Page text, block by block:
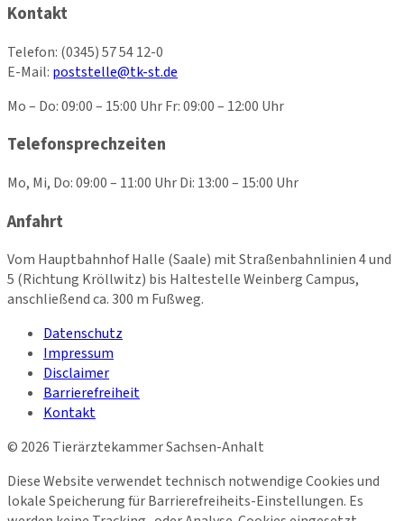
Kontakt
Telefon: (0345) 57 54 12-0
E-Mail: poststelle@tk-st.de
Mo – Do: 09:00 – 15:00 Uhr Fr: 09:00 – 12:00 Uhr
Telefonsprechzeiten
Mo, Mi, Do: 09:00 – 11:00 Uhr Di: 13:00 – 15:00 Uhr
Anfahrt
Vom Hauptbahnhof Halle (Saale) mit Straßenbahnlinien 4 und
5 (Richtung Kröllwitz) bis Haltestelle Weinberg Campus,
anschließend ca. 300 m Fußweg.
Datenschutz
Impressum
Disclaimer
Barrierefreiheit
Kontakt
© 2026 Tierärztekammer Sachsen-Anhalt
Diese Website verwendet technisch notwendige Cookies und
lokale Speicherung für Barrierefreiheits-Einstellungen. Es